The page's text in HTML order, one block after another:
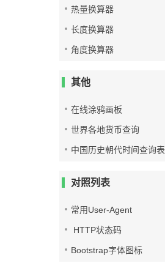
热量换算器
长度换算器
角度换算器
其他
在线涂鸦画板
世界各地货币查询
中国历史朝代时间查询表
对照列表
常用User-Agent
HTTP状态码
Bootstrap字体图标